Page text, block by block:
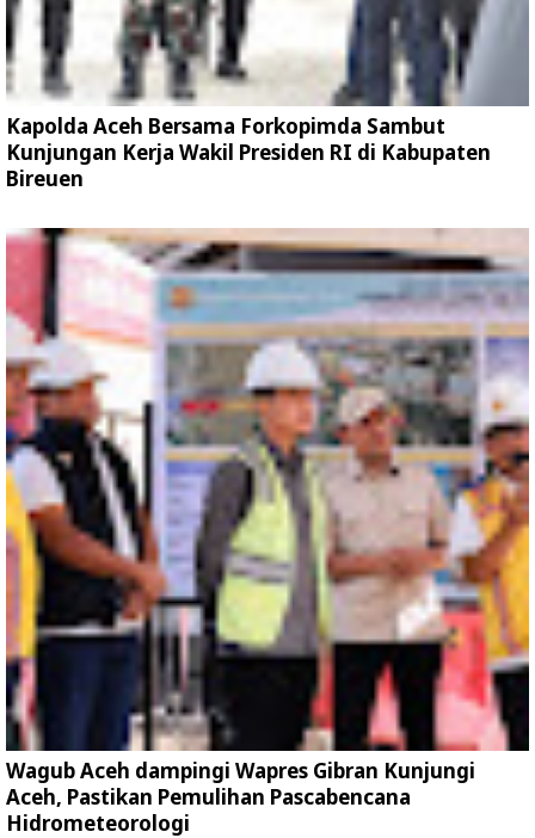
Kapolda Aceh Bersama Forkopimda Sambut
Kunjungan Kerja Wakil Presiden RI di Kabupaten
Bireuen
Wagub Aceh dampingi Wapres Gibran Kunjungi
Aceh, Pastikan Pemulihan Pascabencana
Hidrometeorologi